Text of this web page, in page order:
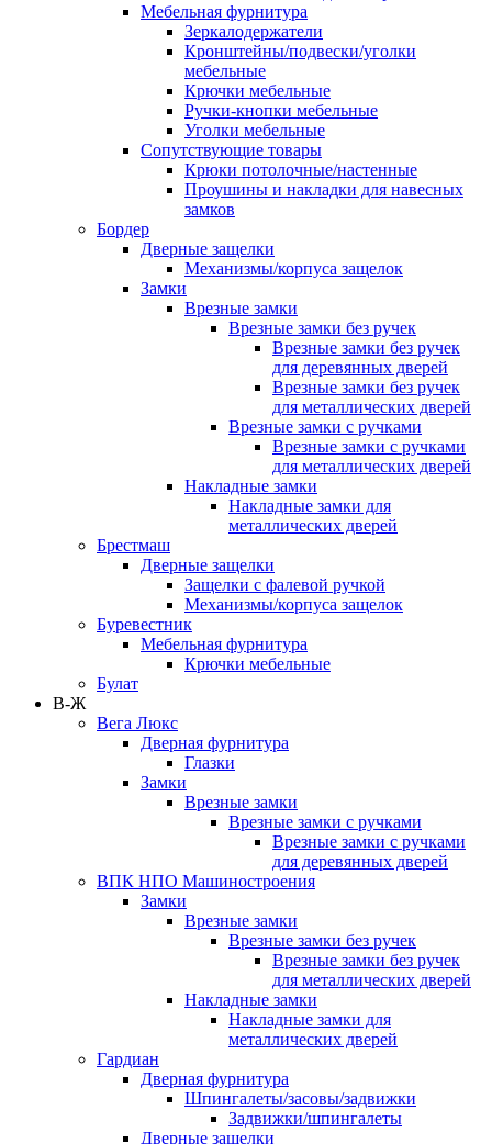
Мебельная фурнитура
Зеркалодержатели
Кронштейны/подвески/уголки
мебельные
Крючки мебельные
Ручки-кнопки мебельные
Уголки мебельные
Сопутствующие товары
Крюки потолочные/настенные
Проушины и накладки для навесных
замков
Бордер
Дверные защелки
Механизмы/корпуса защелок
Замки
Врезные замки
Врезные замки без ручек
Врезные замки без ручек
для деревянных дверей
Врезные замки без ручек
для металлических дверей
Врезные замки с ручками
Врезные замки с ручками
для металлических дверей
Накладные замки
Накладные замки для
металлических дверей
Брестмаш
Дверные защелки
Защелки с фалевой ручкой
Механизмы/корпуса защелок
Буревестник
Мебельная фурнитура
Крючки мебельные
Булат
В-Ж
Вега Люкс
Дверная фурнитура
Глазки
Замки
Врезные замки
Врезные замки с ручками
Врезные замки с ручками
для деревянных дверей
ВПК НПО Машиностроения
Замки
Врезные замки
Врезные замки без ручек
Врезные замки без ручек
для металлических дверей
Накладные замки
Накладные замки для
металлических дверей
Гардиан
Дверная фурнитура
Шпингалеты/засовы/задвижки
Задвижки/шпингалеты
Дверные защелки